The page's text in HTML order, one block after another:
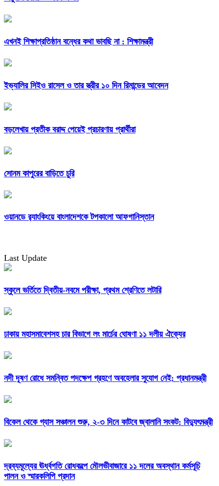
এখনই শিক্ষাপ্রতিষ্ঠান বন্ধের কথা ভাবছি না : শিক্ষামন্ত্রী
ইভ্যালির সিইও রাসেল ও তার স্ত্রীর ১০ দিন রিমান্ডের আবেদন
বড়লেখায় প্রতীক বরাদ্দ পেয়েই প্রচারণায় প্রার্থীরা
সোনম কাপুরের বাড়িতে চুরি
ওয়ানডে র‌্যাংকিংয়ে বাংলাদেশকে টপকালো আফগানিস্তান
Last Update
স্কুলে ভর্তিতে দ্বিতীয়-নবমে পরীক্ষা, প্রথম শ্রেণিতে লটারি
ঢাকায় মহাসমাবেশসহ চার বিভাগে লং মার্চের ঘোষণা ১১ দলীয় ঐক্যের
নদী দূষণ রোধে সমন্বিত পদক্ষেপ গ্রহণে অবহেলার সুযোগ নেই: প্রধানমন্ত্রী
বিকেল থেকে গ্যাস সঞ্চালন শুরু, ২-৩ দিনে কাটবে জ্বালানি সংকট: বিদ্যুৎমন্ত্রী
দ্রব্যমূল্যের ঊর্ধ্বগতি রোধকল্পে মৌলভীবাজারে ১১ দলের অবস্থান কর্মসূচি
পালন ও স্মারকলিপি প্রদান